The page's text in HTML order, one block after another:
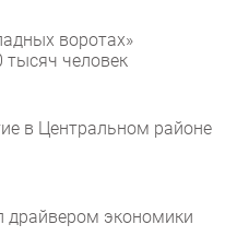
воротах»
тысяч человек
в Центральном районе
драйвером экономики